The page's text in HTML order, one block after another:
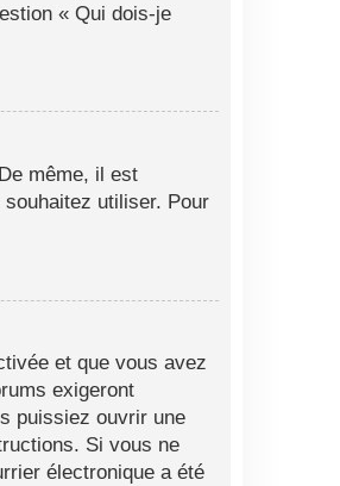
« Qui dois-je
même, il est
souhaitez utiliser. Pour
et que vous avez
exigeront
puissiez ouvrir une
Si vous ne
électronique a été